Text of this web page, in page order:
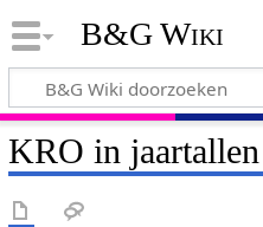
B&G Wiki
KRO in jaartallen